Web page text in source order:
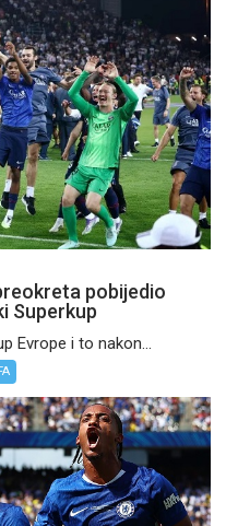
pobijedio
Superkup
Evrope i to nakon...